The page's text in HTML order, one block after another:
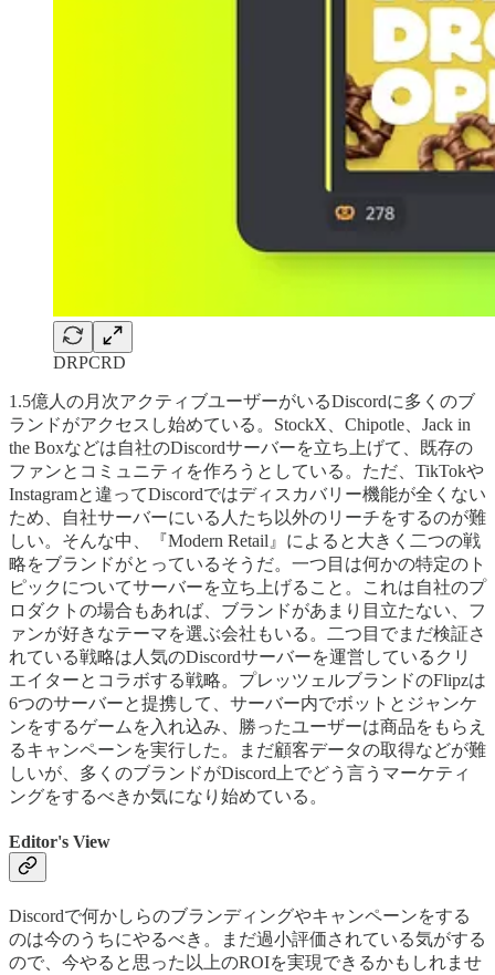
DRPCRD
1.5億人の月次アクティブユーザーがいるDiscordに多くのブ
ランドがアクセスし始めている。StockX、Chipotle、Jack in
the Boxなどは自社のDiscordサーバーを立ち上げて、既存の
ファンとコミュニティを作ろうとしている。ただ、TikTokや
Instagramと違ってDiscordではディスカバリー機能が全くない
ため、自社サーバーにいる人たち以外のリーチをするのが難
しい。そんな中、『Modern Retail』によると大きく二つの戦
略をブランドがとっているそうだ。一つ目は何かの特定のト
ピックについてサーバーを立ち上げること。これは自社のプ
ロダクトの場合もあれば、ブランドがあまり目立たない、フ
ァンが好きなテーマを選ぶ会社もいる。二つ目でまだ検証さ
れている戦略は人気のDiscordサーバーを運営しているクリ
エイターとコラボする戦略。プレッツェルブランドのFlipzは
6つのサーバーと提携して、サーバー内でボットとジャンケ
ンをするゲームを入れ込み、勝ったユーザーは商品をもらえ
るキャンペーンを実行した。まだ顧客データの取得などが難
しいが、多くのブランドがDiscord上でどう言うマーケティ
ングをするべきか気になり始めている。
Editor's View
Discordで何かしらのブランディングやキャンペーンをする
のは今のうちにやるべき。まだ過小評価されている気がする
ので、今やると思った以上のROIを実現できるかもしれませ